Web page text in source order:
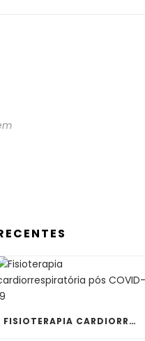
FISIOTERAPIA CARDIORRESPIRATÓRIA PÓS COVID-19